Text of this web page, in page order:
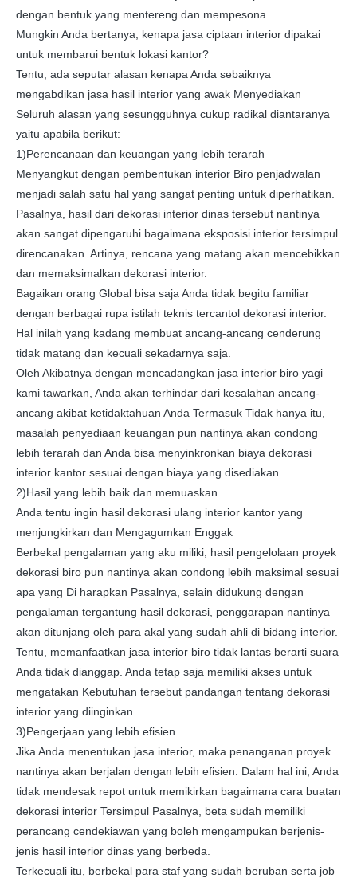
dengan bentuk yang mentereng dan mempesona.
Mungkin Anda bertanya, kenapa jasa ciptaan interior dipakai
untuk membarui bentuk lokasi kantor?
Tentu, ada seputar alasan kenapa Anda sebaiknya
mengabdikan jasa hasil interior yang awak Menyediakan
Seluruh alasan yang sesungguhnya cukup radikal diantaranya
yaitu apabila berikut:
1)Perencanaan dan keuangan yang lebih terarah
Menyangkut dengan pembentukan interior Biro penjadwalan
menjadi salah satu hal yang sangat penting untuk diperhatikan.
Pasalnya, hasil dari dekorasi interior dinas tersebut nantinya
akan sangat dipengaruhi bagaimana eksposisi interior tersimpul
direncanakan. Artinya, rencana yang matang akan mencebikkan
dan memaksimalkan dekorasi interior.
Bagaikan orang Global bisa saja Anda tidak begitu familiar
dengan berbagai rupa istilah teknis tercantol dekorasi interior.
Hal inilah yang kadang membuat ancang-ancang cenderung
tidak matang dan kecuali sekadarnya saja.
Oleh Akibatnya dengan mencadangkan jasa interior biro yagi
kami tawarkan, Anda akan terhindar dari kesalahan ancang-
ancang akibat ketidaktahuan Anda Termasuk Tidak hanya itu,
masalah penyediaan keuangan pun nantinya akan condong
lebih terarah dan Anda bisa menyinkronkan biaya dekorasi
interior kantor sesuai dengan biaya yang disediakan.
2)Hasil yang lebih baik dan memuaskan
Anda tentu ingin hasil dekorasi ulang interior kantor yang
menjungkirkan dan Mengagumkan Enggak
Berbekal pengalaman yang aku miliki, hasil pengelolaan proyek
dekorasi biro pun nantinya akan condong lebih maksimal sesuai
apa yang Di harapkan Pasalnya, selain didukung dengan
pengalaman tergantung hasil dekorasi, penggarapan nantinya
akan ditunjang oleh para akal yang sudah ahli di bidang interior.
Tentu, memanfaatkan jasa interior biro tidak lantas berarti suara
Anda tidak dianggap. Anda tetap saja memiliki akses untuk
mengatakan Kebutuhan tersebut pandangan tentang dekorasi
interior yang diinginkan.
3)Pengerjaan yang lebih efisien
Jika Anda menentukan jasa interior, maka penanganan proyek
nantinya akan berjalan dengan lebih efisien. Dalam hal ini, Anda
tidak mendesak repot untuk memikirkan bagaimana cara buatan
dekorasi interior Tersimpul Pasalnya, beta sudah memiliki
perancang cendekiawan yang boleh mengampukan berjenis-
jenis hasil interior dinas yang berbeda.
Terkecuali itu, berbekal para staf yang sudah beruban serta job